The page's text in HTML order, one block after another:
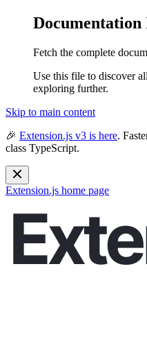
Documentation
Fetch the complete
Use this file to discover
exploring further.
Skip to main content
🎉 Extension.js v3 is here.
class TypeScript.
Extension.js home page